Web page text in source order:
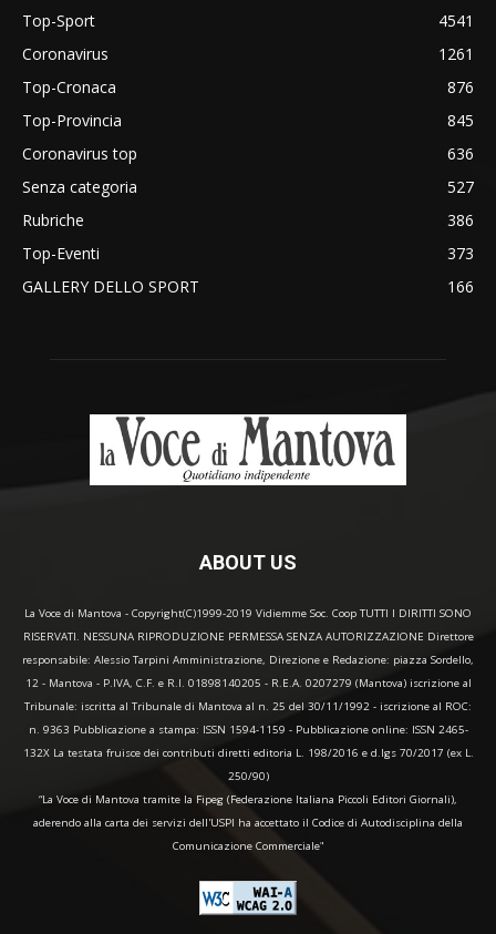
Top-Sport
4541
Coronavirus
1261
Top-Cronaca
876
Top-Provincia
845
Coronavirus top
636
Senza categoria
527
Rubriche
386
Top-Eventi
373
GALLERY DELLO SPORT
166
ABOUT US
La Voce di Mantova - Copyright(C)1999-2019 Vidiemme Soc. Coop TUTTI I DIRITTI SONO
RISERVATI. NESSUNA RIPRODUZIONE PERMESSA SENZA AUTORIZZAZIONE Direttore
responsabile: Alessio Tarpini Amministrazione, Direzione e Redazione: piazza Sordello,
12 - Mantova - P.IVA, C.F. e R.I. 01898140205 - R.E.A. 0207279 (Mantova) iscrizione al
Tribunale: iscritta al Tribunale di Mantova al n. 25 del 30/11/1992 - iscrizione al ROC:
n. 9363 Pubblicazione a stampa: ISSN 1594-1159 - Pubblicazione online: ISSN 2465-
132X La testata fruisce dei contributi diretti editoria L. 198/2016 e d.lgs 70/2017 (ex L.
250/90)
“La Voce di Mantova tramite la Fipeg (Federazione Italiana Piccoli Editori Giornali),
aderendo alla carta dei servizi dell'USPI ha accettato il Codice di Autodisciplina della
Comunicazione Commerciale"